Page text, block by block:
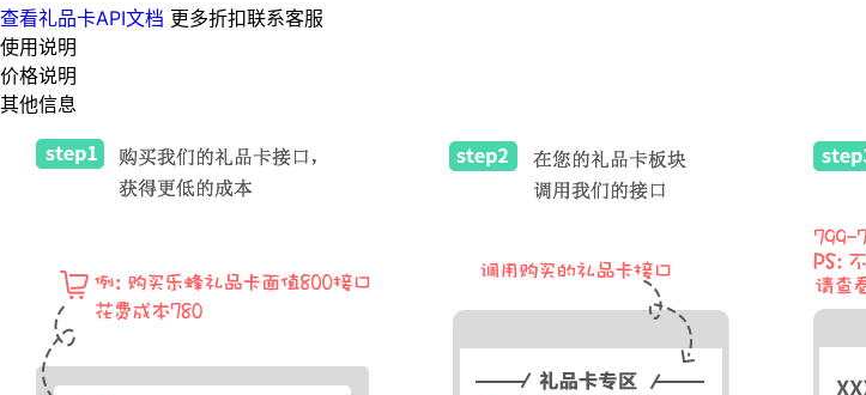
查看礼品卡API文档 更多折扣联系客服
使用说明
价格说明
其他信息